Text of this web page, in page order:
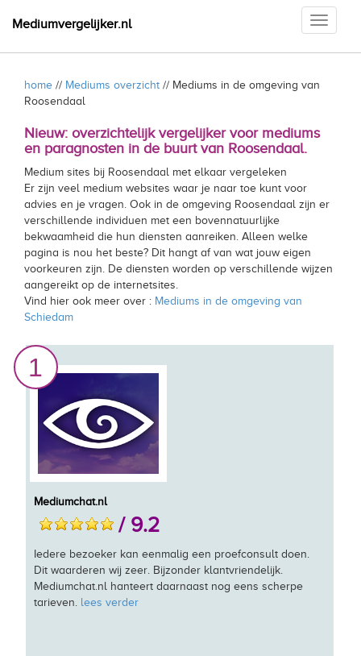
Toggle
Mediumvergelijker.nl
home // Mediums overzicht // Mediums in de omgeving van
Roosendaal
Nieuw: overzichtelijk vergelijker voor mediums
en paragnosten in de buurt van Roosendaal.
Medium sites bij Roosendaal met elkaar vergeleken
Er zijn veel medium websites waar je naar toe kunt voor
advies en je vragen. Ook in de omgeving Roosendaal zijn er
verschillende individuen met een bovennatuurlijke
bekwaamheid die hun diensten aanreiken. Alleen welke
pagina is nou het beste? Dit hangt af van wat jouw eigen
voorkeuren zijn. De diensten worden op verschillende wijzen
aangereikt op de internetsites.
Vind hier ook meer over : Mediums in de omgeving van
Schiedam
1
Mediumchat.nl
/ 9.2
Iedere bezoeker kan eenmalig een proefconsult doen.
Dit waarderen wij zeer. Bijzonder klantvriendelijk.
Mediumchat.nl hanteert daarnaast nog eens scherpe
tarieven. lees verder